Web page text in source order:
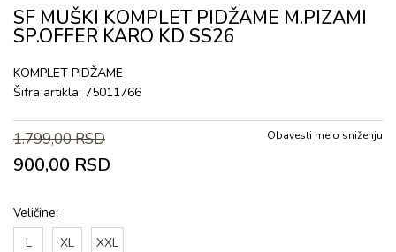
SF MUŠKI KОMPLЕT PIDŽAMЕ M.PIZAMI
SP.OFFER KARO KD SS26
KОMPLЕT PIDŽAMЕ
Šifra artikla: 75011766
1.799,00RSD
900,00 RSD
Obavesti me o sniženju
Veličine:
L
XL XXL